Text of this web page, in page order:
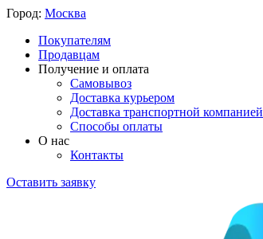
Город: Москва
Покупателям
Продавцам
Получение и оплата
Самовывоз
Доставка курьером
Доставка транспортной компанией
Способы оплаты
О нас
Контакты
Оставить заявку